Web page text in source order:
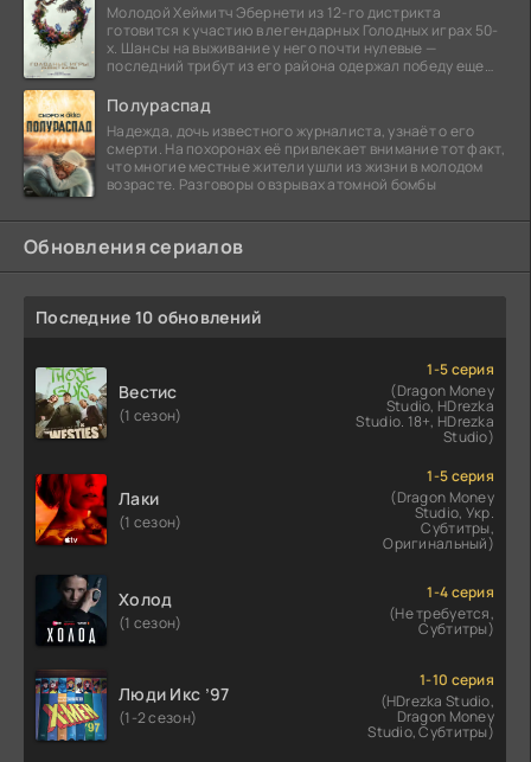
Молодой Хеймитч Эбернети из 12-го дистрикта
готовится к участию в легендарных Голодных играх 50-
х. Шансы на выживание у него почти нулевые —
последний трибут из его района одержал победу еще
Полураспад
Надежда, дочь известного журналиста, узнаёт о его
смерти. На похоронах её привлекает внимание тот факт,
что многие местные жители ушли из жизни в молодом
возрасте. Разговоры о взрывах атомной бомбы
Обновления сериалов
Последние 10 обновлений
Вестис
(1 сезон)
1-5 серия
(Dragon Money
Studio, HDrezka
Studio. 18+, HDrezka
Studio)
Лаки
(1 сезон)
1-5 серия
(Dragon Money
Studio, Укр.
Субтитры,
Оригинальный)
Холод
(1 сезон)
1-4 серия
(Не требуется,
Субтитры)
Люди Икс ’97
(1-2 сезон)
1-10 серия
(HDrezka Studio,
Dragon Money
Studio, Субтитры)